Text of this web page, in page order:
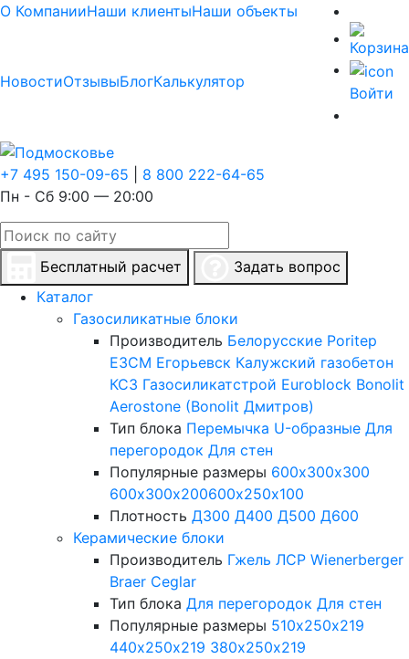
О КомпанииНаши клиентыНаши объекты
НовостиОтзывыБлогКалькулятор
Войти
+7 495 150-09-65
8 800 222-64-65
Пн - Сб 9:00 — 20:00
Бесплатный расчет
Задать вопрос
Каталог
Газосиликатные блоки
Производитель Белорусские Poritep
ЕЗСМ Егорьевск Калужский газобетон
КСЗ Газосиликатстрой Euroblock Bonolit
Aerostone (Bonolit Дмитров)
Тип блока Перемычка U-образные Для
перегородок Для стен
Популярные размеры 600х300х300
600х300х200600х250х100
Плотность Д300 Д400 Д500 Д600
Керамические блоки
Производитель Гжель ЛСР Wienerberger
Braer Ceglar
Тип блока Для перегородок Для стен
Популярные размеры 510х250х219
440х250х219 380х250х219